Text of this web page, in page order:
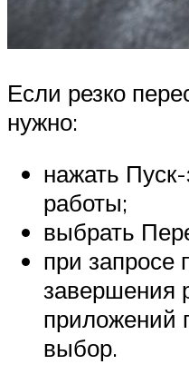
Если резко
нужно:
нажать
работы;
выбрать
при запросе
завершения
приложений
выбор.